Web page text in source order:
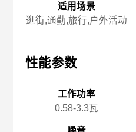
适用场景
逛街,通勤,旅行,户外活动
性能参数
工作功率
0.58-3.3瓦